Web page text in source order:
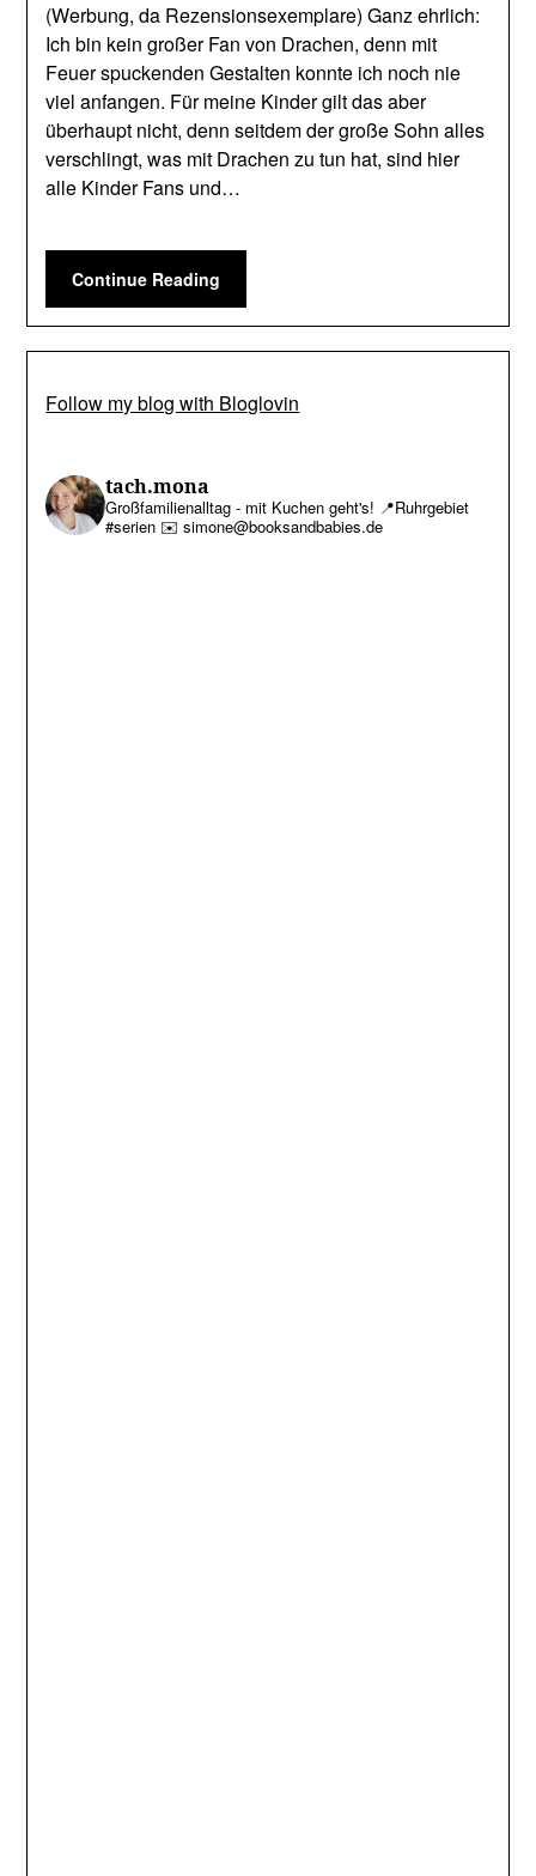
(Werbung, da Rezensionsexemplare) Ganz ehrlich:
Ich bin kein großer Fan von Drachen, denn mit
Feuer spuckenden Gestalten konnte ich noch nie
viel anfangen. Für meine Kinder gilt das aber
überhaupt nicht, denn seitdem der große Sohn alles
verschlingt, was mit Drachen zu tun hat, sind hier
alle Kinder Fans und…
Continue Reading
Follow my blog with Bloglovin
tach.mona
Großfamilienalltag - mit Kuchen geht's! 📍Ruhrgebiet
#serien ✉️ simone@booksandbabies.de